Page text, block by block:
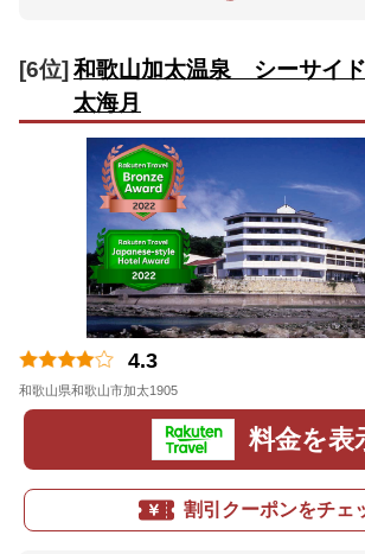
[6位] 和歌山加太温泉 シーサイ
太海月
4.3
和歌山県和歌山市加太1905
料金を表
割引クーポンをチェ